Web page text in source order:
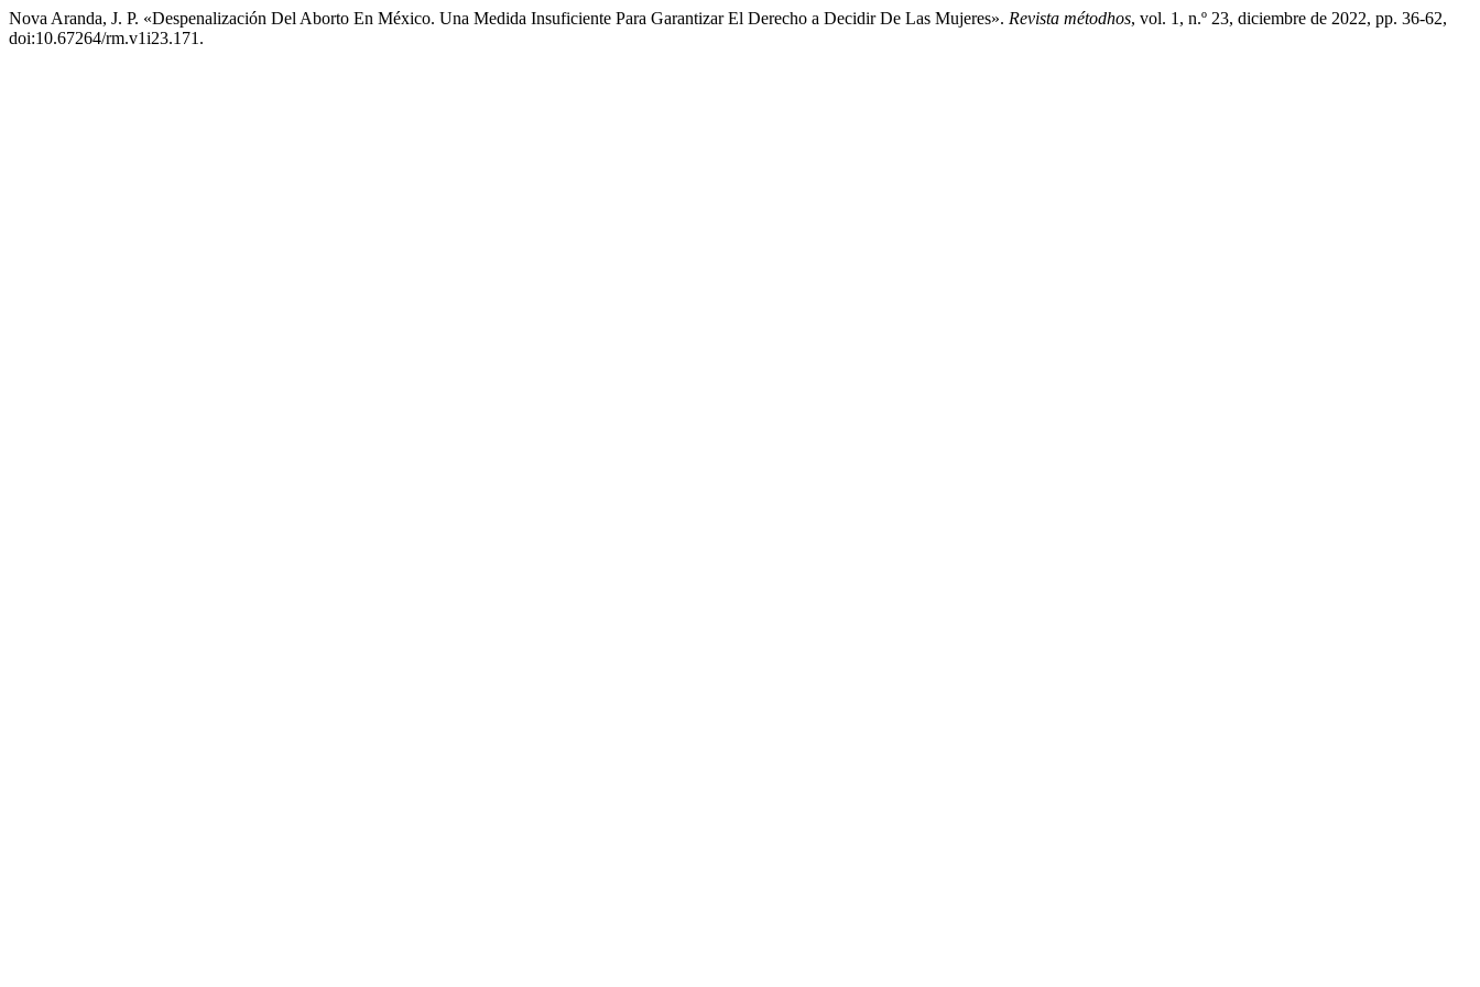
Nova Aranda, J. P. «Despenalización Del Aborto En México. Una Medida Insuficiente Para Garantizar El Derecho a Decidir De Las Mujeres». Revista métodhos, vol. 1, n.º 23, diciembre de 2022, pp. 36-62,
doi:10.67264/rm.v1i23.171.